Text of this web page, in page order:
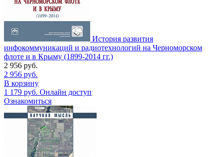
История развития
инфокоммуникаций и радиотехнологий на Черноморском
флоте и в Крыму (1899-2014 гг.)
2 956 руб.
2 956 руб.
В корзину
1 179 руб. Онлайн доступ
Ознакомиться